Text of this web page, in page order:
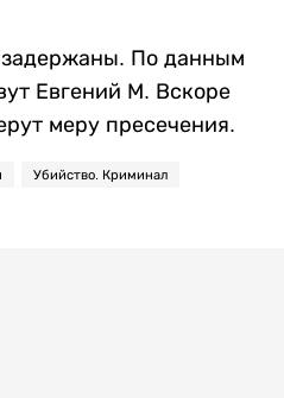
По данным
Евгений М. Вскоре
меру пресечения.
Убийство. Криминал